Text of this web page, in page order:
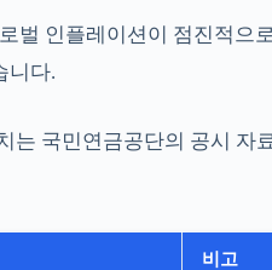
벌 인플레이션이 점진적으
니다.
는 국민연금공단의 공시 자
비고